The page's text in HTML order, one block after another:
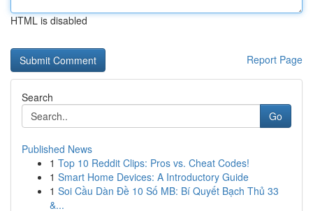
HTML is disabled
Report Page
Search
Go
Published News
1 Top 10 Reddit Clips: Pros vs. Cheat Codes!
1 Smart Home Devices: A Introductory Guide
1 Soi Cầu Dàn Đề 10 Số MB: Bí Quyết Bạch Thủ 33
&...